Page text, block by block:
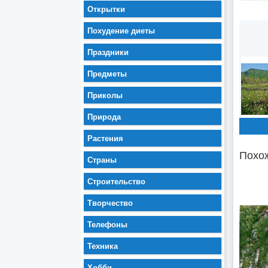
Открытки
Похудение диеты
Праздники
Предметы
Приколы
Природа
Растения
Страны
Строительство
Творчество
Телефоны
Техника